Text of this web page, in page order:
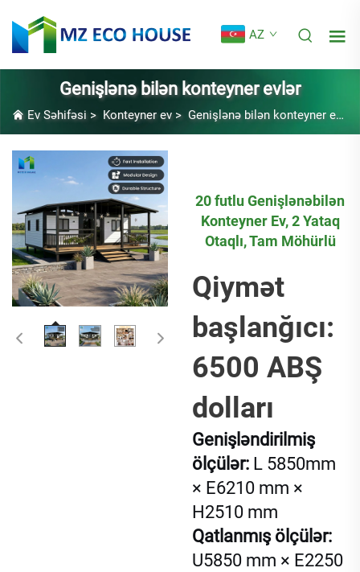
AZ
Genişlənə bilən konteyner evlər
Ev Səhifəsi > Konteyner ev> Genişlənə bilən konteyner evlər
20 futlu Genişlənəbilən
Konteyner Ev, 2 Yataq
Otaqlı, Tam Möhürlü
Qiymət
başlanğıcı:
6500 ABŞ
dolları
Genişləndirilmiş
ölçülər: L 5850mm
× E6210 mm ×
H2510 mm
Qatlanmış ölçülər:
U5850 mm × E2250